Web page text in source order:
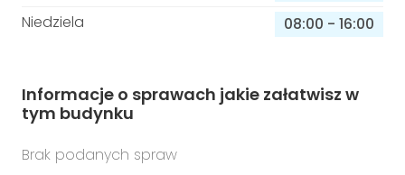
Niedziela
08:00 - 16:00
Informacje o sprawach jakie załatwisz w
tym budynku
Brak podanych spraw